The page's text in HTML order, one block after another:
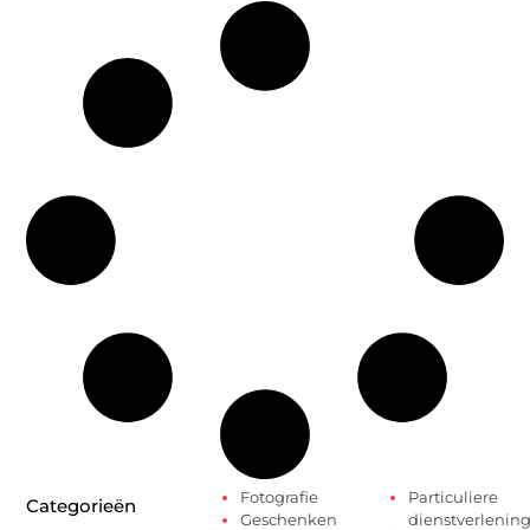
Categorieën
Fotografie
Geschenken
Particuliere
dienstverlening